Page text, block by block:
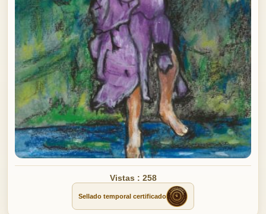
Vistas : 258
Sellado temporal certificado